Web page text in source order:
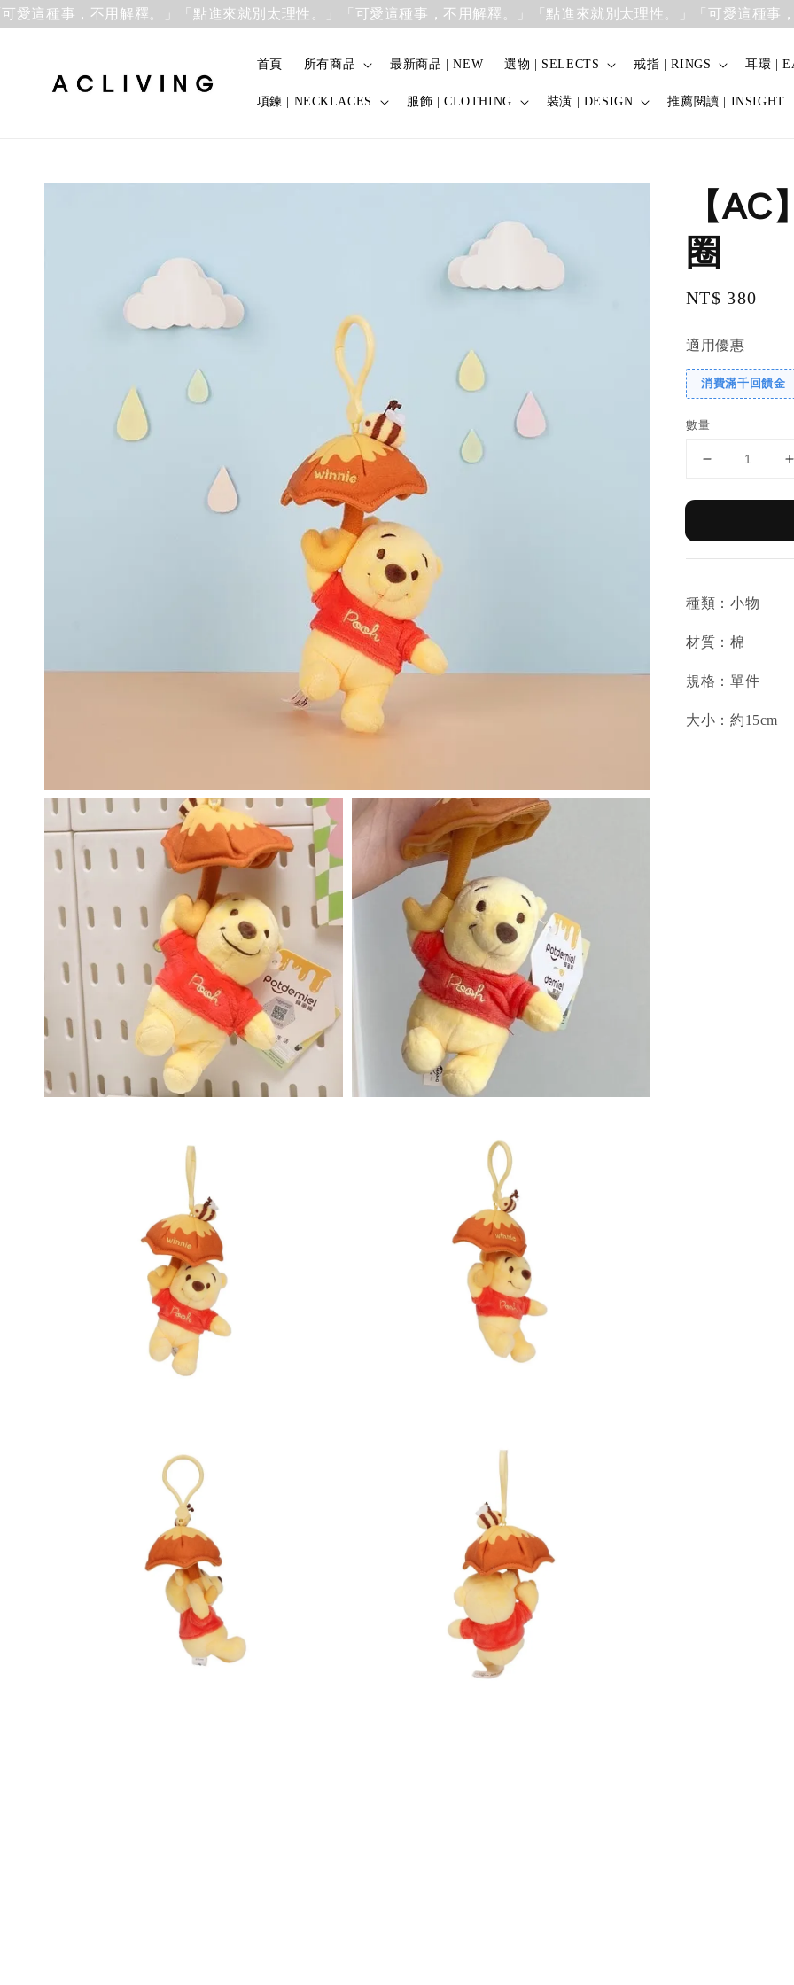
種事，不用解釋。」 「點進來就別太理性。」「可愛這種事，不用解釋。」 「點進來就別太理性。」「可愛這種事，不
首頁 所有商品 最新商品 | NEW 選物 | SELECTS 戒指 | RINGS 耳環 |
項鍊 | NECKLACES 服飾 | CLOTHING 裝潢 | DESIGN 推薦閱讀 | INSIGHT
【
圈
Regular
NT$ 380
適用優惠
消費滿千回饋金
數量
種類：小物
材質：棉
規格：單件
大小：約15cm